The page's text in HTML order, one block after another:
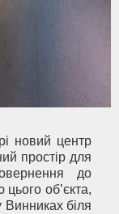
новий центр
простір для
до
цього об’єкта,
Винниках біля